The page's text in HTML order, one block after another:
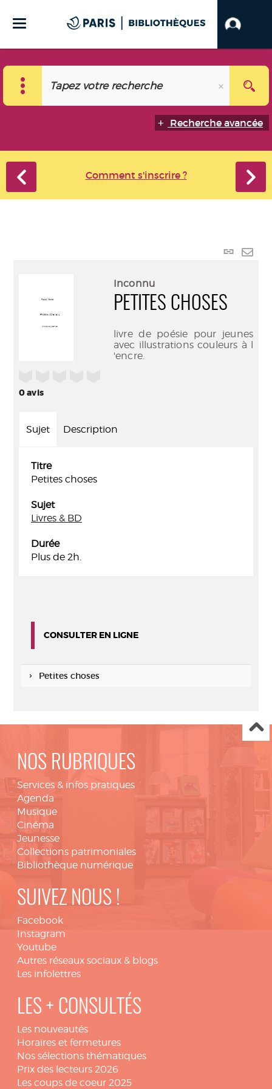
Recherche avancée
Comment s'inscrire ?
Lien
0avis
Inconnu
PETITES CHOSES
livre de poésie pour jeunes
avec illustrations couleurs à l
'encre.
Sujet Description
Titre
Petites choses
Sujet
Livres & BD
Durée
Plus de 2h.
CONSULTER EN LIGNE
Petites choses
NOS RUBRIQUES
Services & infos pratiques
Agenda
Musique
Cinéma
Jeunesse
Collections patrimoniales
Bibliothèque numérique
SUIVEZ NOUS !
Facebook
Instagram
Youtube
Autres réseaux sociaux & blogs
Les infolettres
LES + CONSULTÉS
Les nouveautés
Horaires et fermetures
Nos sélections thématiques
Prix des lecteurs 2026
Les coups de coeur 2025